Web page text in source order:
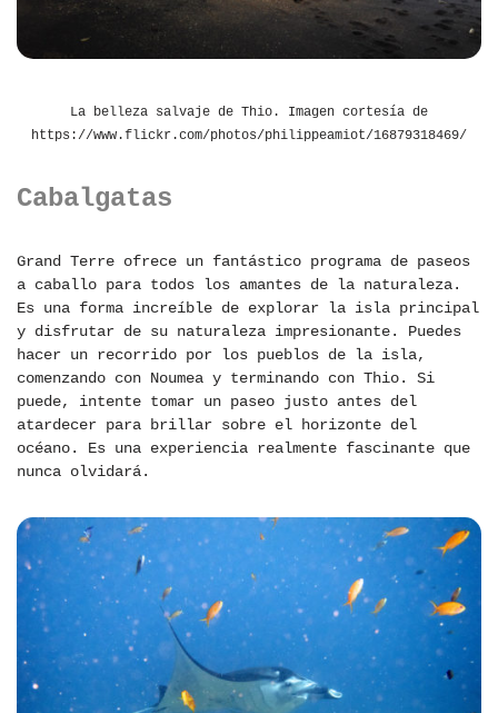
La belleza salvaje de Thio. Imagen cortesía de
https://www.flickr.com/photos/philippeamiot/16879318469/
Cabalgatas
Grand Terre ofrece un fantástico programa de paseos
a caballo para todos los amantes de la naturaleza.
Es una forma increíble de explorar la isla principal
y disfrutar de su naturaleza impresionante. Puedes
hacer un recorrido por los pueblos de la isla,
comenzando con Noumea y terminando con Thio. Si
puede, intente tomar un paseo justo antes del
atardecer para brillar sobre el horizonte del
océano. Es una experiencia realmente fascinante que
nunca olvidará.